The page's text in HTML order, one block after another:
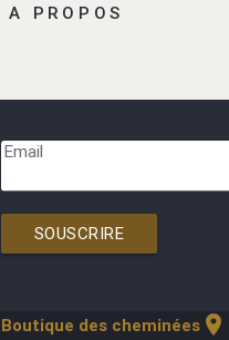
A PROPOS
Email
SOUSCRIRE
Boutique des cheminéeslocation_on